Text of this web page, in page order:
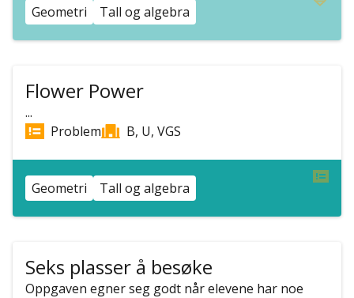
Geometri Tall og algebra
Flower Power
...
Problem
B, U, VGS
Geometri Tall og algebra
Seks plasser å besøke
Oppgaven egner seg godt når elevene har noe